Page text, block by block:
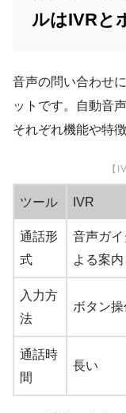
ルはIVRと
音声の問い合わせ
ットです。自動音
それぞれ機能や特
【
ツール IVR
通話形
式
音声ガイ
よる案内
入力方
法
ボタン操
通話時
間
長い